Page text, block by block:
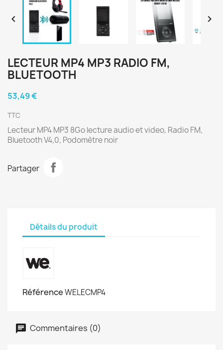
 
LECTEUR MP4 MP3 RADIO FM,
BLUETOOTH
53,49 €
TTC
Lecteur MP4 MP3 8Go lecture audio et video, Radio FM,
Bluetooth V4,0, Podomètre noir
Partager
Détails du produit
RéférenceWELECMP4
Commentaires (0)